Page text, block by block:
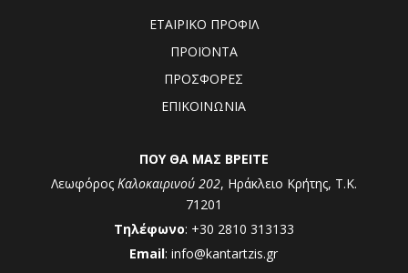
ΕΤΑΙΡΙΚΟ ΠΡΟΦΙΛ
ΠΡΟΪΟΝΤΑ
ΠΡΟΣΦΟΡΕΣ
ΕΠΙΚΟΙΝΩΝΙΑ
ΠΟΥ ΘΑ ΜΑΣ ΒΡΕΙΤΕ
Λεωφόρος Καλοκαιρινού 202, Ηράκλειο Κρήτης, Τ.Κ.
71201
Τηλέφωνο: +30 2810 313133
Email: info@kantartzis.gr